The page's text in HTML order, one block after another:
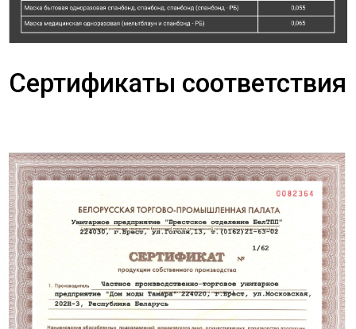
Сертификаты соответствия